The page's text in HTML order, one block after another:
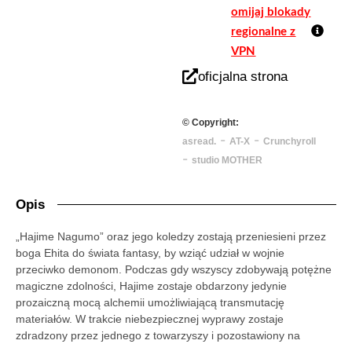
omijaj blokady
regionalne z
VPN
oficjalna strona
© Copyright:
asread.- AT-X- Crunchyroll
- studio MOTHER
Opis
„Hajime Nagumo” oraz jego koledzy zostają przeniesieni przez
boga Ehita do świata fantasy, by wziąć udział w wojnie
przeciwko demonom. Podczas gdy wszyscy zdobywają potężne
magiczne zdolności, Hajime zostaje obdarzony jedynie
prozaiczną mocą alchemii umożliwiającą transmutację
materiałów. W trakcie niebezpiecznej wyprawy zostaje
zdradzony przez jednego z towarzyszy i pozostawiony na